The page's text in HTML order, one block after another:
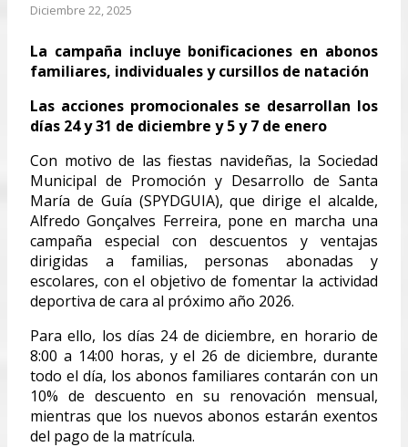
Diciembre 22, 2025
La campaña incluye bonificaciones en abonos
familiares, individuales y cursillos de natación
Las acciones promocionales se desarrollan los
días 24 y 31 de diciembre y 5 y 7 de enero
Con motivo de las fiestas navideñas, la Sociedad
Municipal de Promoción y Desarrollo de Santa
María de Guía (SPYDGUIA), que dirige el alcalde,
Alfredo Gonçalves Ferreira, pone en marcha una
campaña especial con descuentos y ventajas
dirigidas a familias, personas abonadas y
escolares, con el objetivo de fomentar la actividad
deportiva de cara al próximo año 2026.
Para ello, los días 24 de diciembre, en horario de
8:00 a 14:00 horas, y el 26 de diciembre, durante
todo el día, los abonos familiares contarán con un
10% de descuento en su renovación mensual,
mientras que los nuevos abonos estarán exentos
del pago de la matrícula.